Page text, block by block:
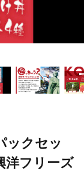
ックセッ
洋フリーズ